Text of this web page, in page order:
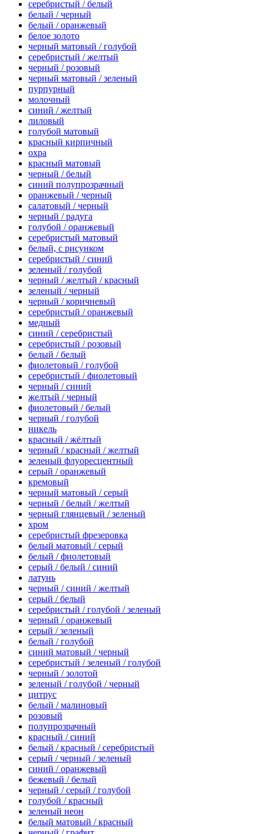
серебристый / белый
белый / черный
белый / оранжевый
белое золото
черный матовый / голубой
серебристый / желтый
черный / розовый
черный матовый / зеленый
пурпурный
молочный
синий / желтый
лиловый
голубой матовый
красный кирпичный
охра
красный матовый
черный / белый
синий полупрозрачный
оранжевый / черный
салатовый / черный
черный / радуга
голубой / оранжевый
серебристый матовый
белый, с рисунком
серебристый / синий
зеленый / голубой
черный / желтый / красный
зеленый / черный
черный / коричневый
серебристый / оранжевый
медный
синий / серебристый
серебристый / розовый
белый / белый
фиолетовый / голубой
серебристый / фиолетовый
черный / синий
желтый / черный
фиолетовый / белый
черный / голубой
никель
красный / жёлтый
черный / красный / желтый
зеленый флуоресцентный
серый / оранжевый
кремовый
черный матовый / серый
черный / белый / желтый
черный глянцевый / зеленый
хром
серебристый фрезеровка
белый матовый / серый
белый / фиолетовый
серый / белый / синий
латунь
черный / синий / желтый
серый / белый
серебристый / голубой / зеленый
черный / оранжевый
серый / зеленый
белый / голубой
синий матовый / черный
серебристый / зеленый / голубой
черный / золотой
зеленый / голубой / черный
цитрус
белый / малиновый
розовый
полупрозрачный
красный / синий
белый / красный / серебристый
серый / черный / зеленый
синий / оранжевый
бежевый / белый
черный / серый / голубой
голубой / красный
зеленый неон
белый матовый / красный